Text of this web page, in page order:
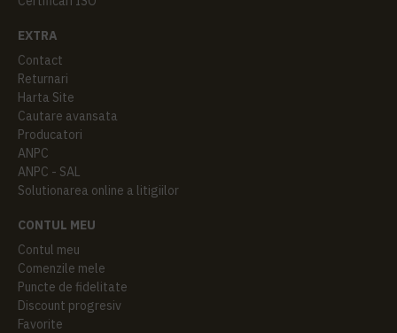
EXTRA
Contact
Returnari
Harta Site
Cautare avansata
Producatori
ANPC
ANPC - SAL
Solutionarea online a litigiilor
CONTUL MEU
Contul meu
Comenzile mele
Puncte de fidelitate
Discount progresiv
Favorite